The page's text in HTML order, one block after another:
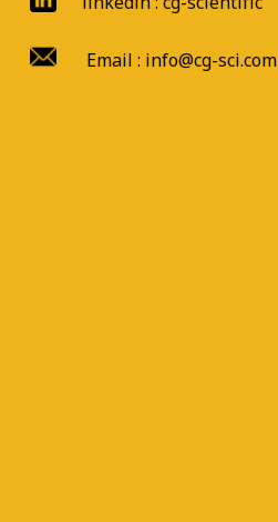
Email : info@cg-sci.com